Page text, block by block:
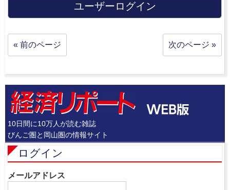
ユーザーログイン
« 前のページ 次のページ »
10日間に10万人が読む雑誌
びんご圏と岡山圏の情報サイト
ログイン
メールアドレス